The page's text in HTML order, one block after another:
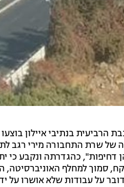
בנתיבי איילון בוצעו
של שרת התחבורה מירי רגב
כהגדרתה ונקבע כי
סמוך למחלף
על עבודות שלא אושרו על